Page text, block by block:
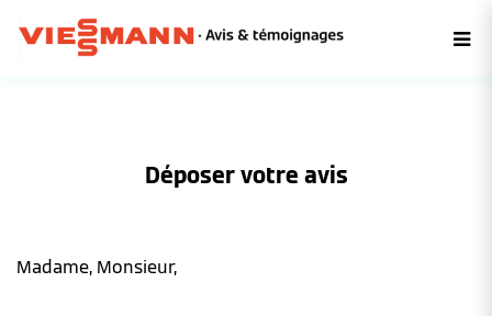
Déposer votre avis
Madame, Monsieur,